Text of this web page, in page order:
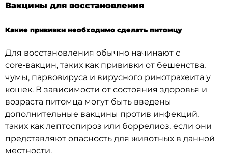
Вакцины для восстановления
Какие прививки необходимо сделать питомцу
Для восстановления обычно начинают с
core‑вакцин, таких как прививки от бешенства,
чумы, парвовируса и вирусного ринотрахеита у
кошек. В зависимости от состояния здоровья и
возраста питомца могут быть введены
дополнительные вакцины против инфекций,
таких как лептоспироз или боррелиоз, если они
представляют опасность для животных в данной
местности.